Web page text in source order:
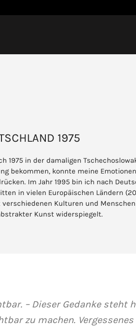
1975
1975 in der damaligen
bekommen, konnte meine
Im Jahr 1995 bin ich nach
in vielen Europäischen Ländern
Kulturen und
Kunst widerspiegelt.
– Dieser Gedanke steht
zu machen.